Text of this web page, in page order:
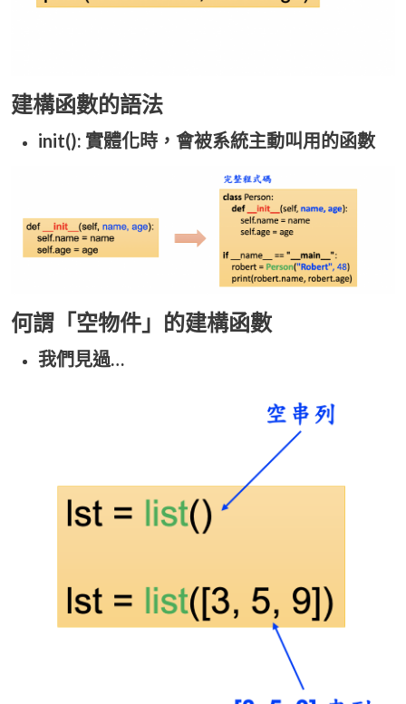
建構函數的語法
init(): 實體化時，會被系統主動叫用的函數
何謂「空物件」的建構函數
我們見過…